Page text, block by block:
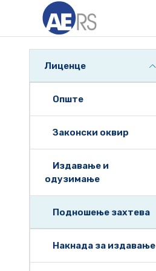
Лиценце
Опште
Законски оквир
Издавање и
одузимање
Подношење захтева
Накнада за издавање